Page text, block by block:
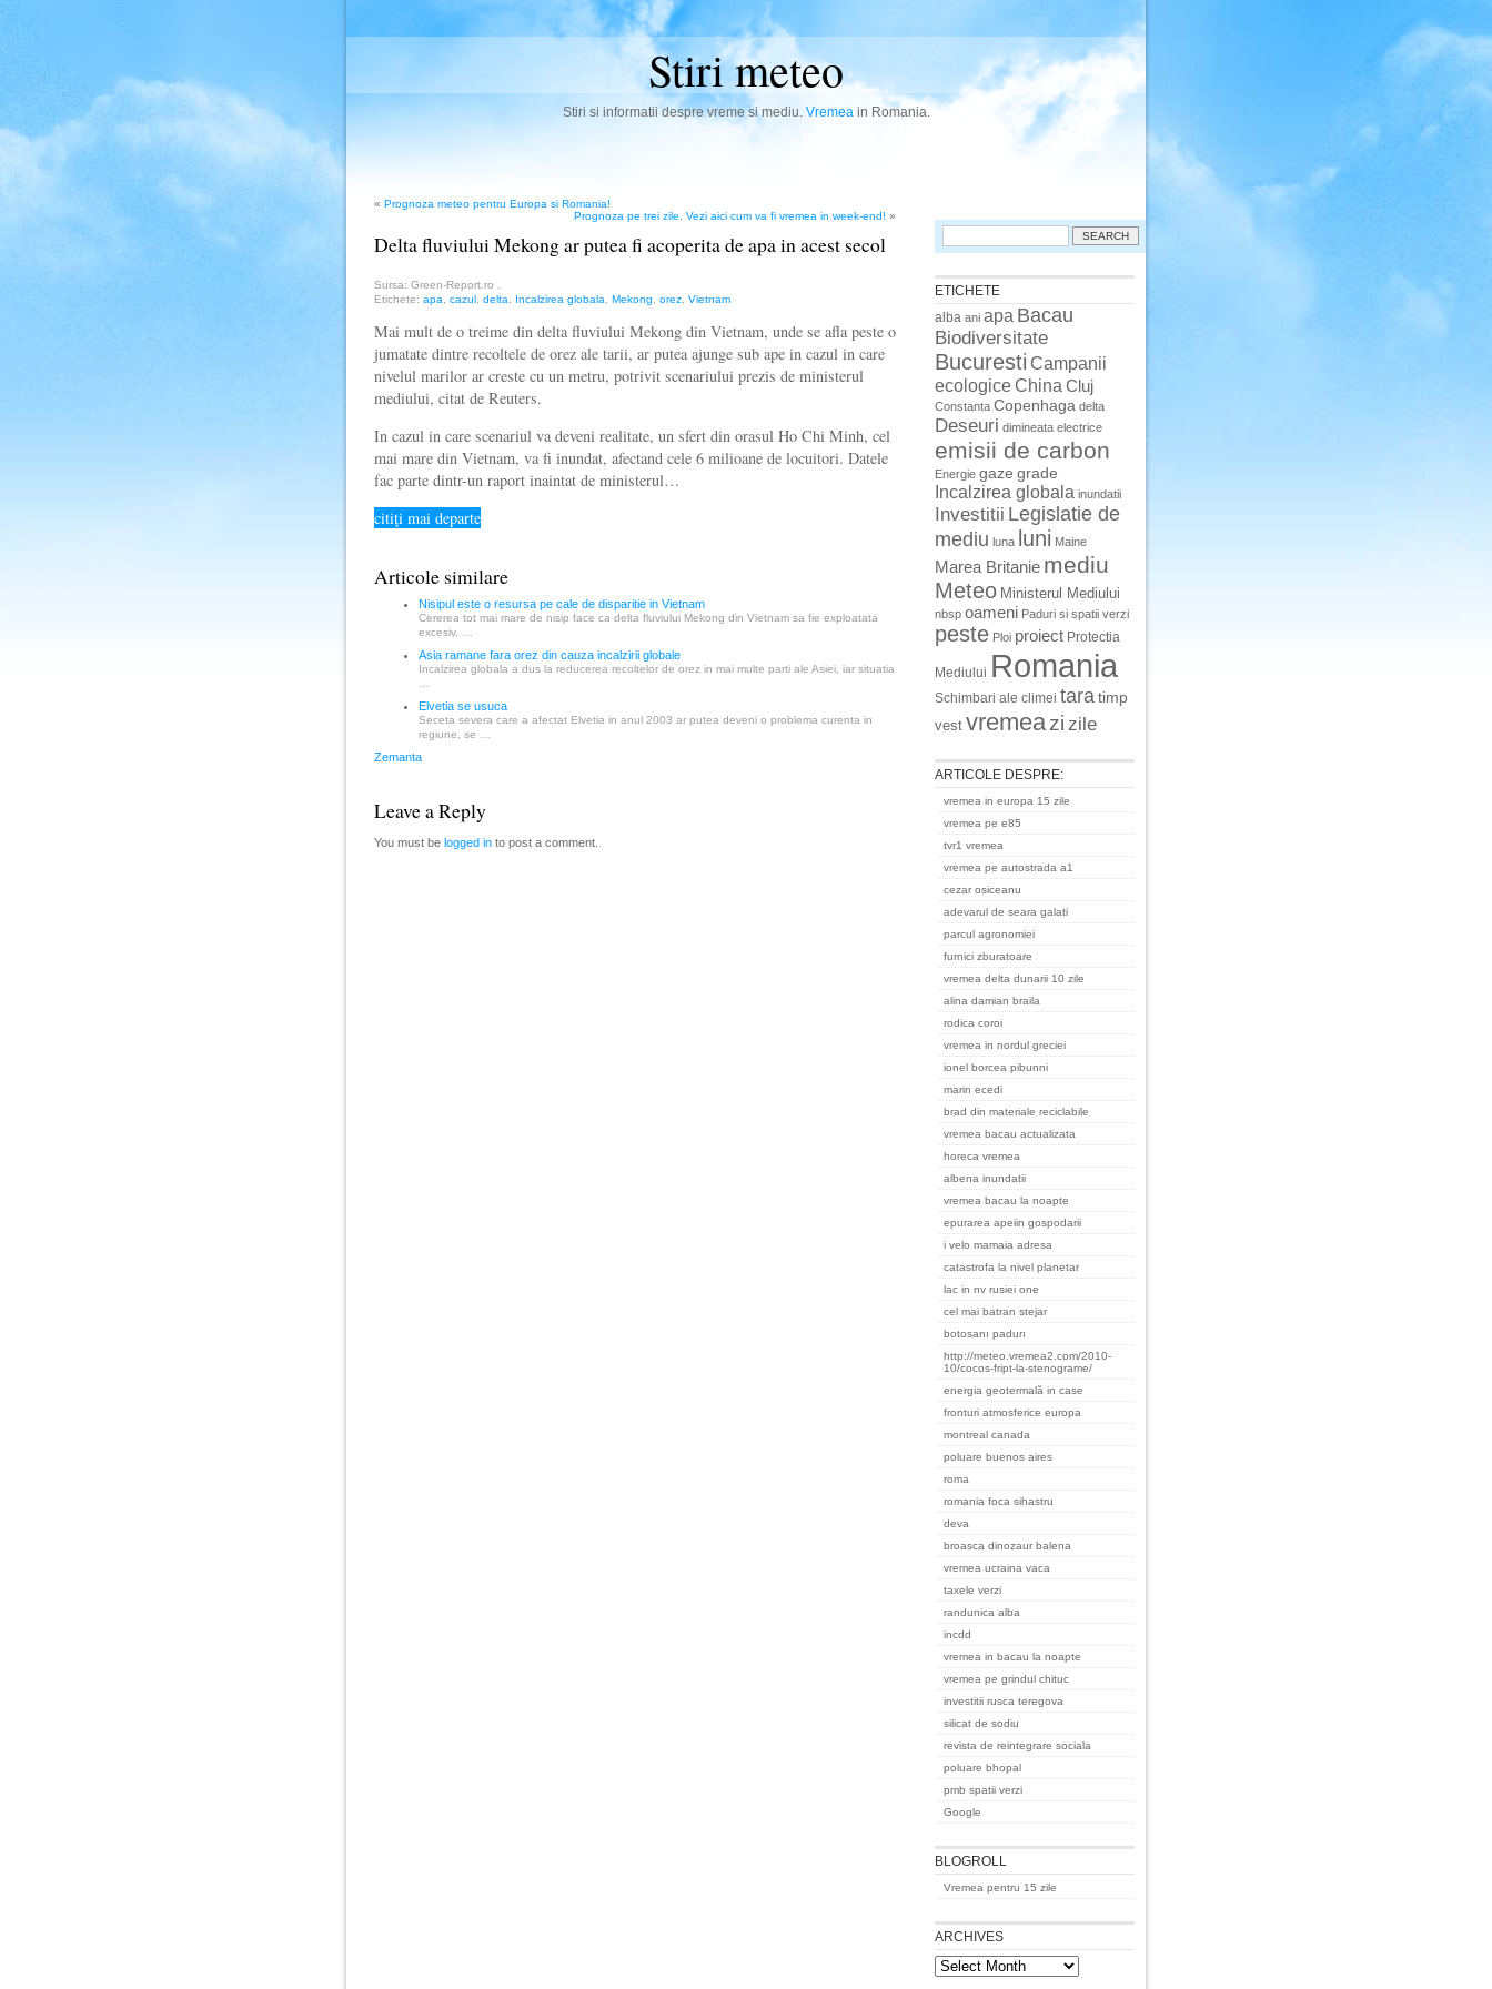
Stiri meteo
Stiri si informatii despre vreme si mediu. Vremeain Romania.
« Prognoza meteo pentru Europa si Romania!
Prognoza pe trei zile. Vezi aici cum va fi vremea in week-end! »
Delta fluviului Mekong ar putea fi acoperita de apa in acest secol
Sursa: Green-Report.ro
Etichete: apa cazul delta Incalzirea globala Mekong orez Vietnam
Mai mult de o treime din delta fluviului Mekong din Vietnam, unde se afla peste o
jumatate dintre recoltele de orez ale tarii, ar putea ajunge sub ape in cazul in care
nivelul marilor ar creste cu un metru, potrivit scenariului prezis de ministerul
mediului, citat de Reuters.
In cazul in care scenariul va deveni realitate, un sfert din orasul Ho Chi Minh, cel
mai mare din Vietnam, va fi inundat, afectand cele 6 milioane de locuitori. Datele
fac parte dintr-un raport inaintat de ministerul…
citiţi mai departe
Articole similare
Nisipul este o resursa pe cale de disparitie in Vietnam
Cererea tot mai mare de nisip face ca delta fluviului Mekong din Vietnam sa fie exploatata
excesiv, …
Asia ramane fara orez din cauza incalzirii globale
Incalzirea globala a dus la reducerea recoltelor de orez in mai multe parti ale Asiei, iar situatia
…
Elvetia se usuca
Seceta severa care a afectat Elvetia in anul 2003 ar putea deveni o problema curenta in
regiune, se …
Zemanta
Leave a Reply
You must be logged in to post a comment.
Search
ETICHETE
alba ani apa Bacau
Biodiversitate
Bucuresti Campanii
ecologiceChina Cluj
Constanta Copenhaga delta
Deseuri dimineata electrice
emisii de carbon
Energie gaze grade
Incalzirea globala inundatii
Investitii Legislatie de
mediu luna luni Maine
Marea Britanie mediu
Meteo Ministerul Mediului
nbsp oameni Paduri si spatii verzi
peste Ploi proiect Protectia
Mediului Romania
Schimbari ale climei taratimp
vest vremeazi zile
ARTICOLE DESPRE:
vremea in europa 15 zile
vremea pe e85
tvr1 vremea
vremea pe autostrada a1
cezar osiceanu
adevarul de seara galati
parcul agronomiei
furnici zburatoare
vremea delta dunarii 10 zile
alina damian braila
rodica coroi
vremea in nordul greciei
ionel borcea pibunni
marin ecedi
brad din materiale reciclabile
vremea bacau actualizata
horeca vremea
albena inundatii
vremea bacau la noapte
epurarea apeiin gospodarii
i velo mamaia adresa
catastrofa la nivel planetar
lac in nv rusiei one
cel mai batran stejar
botosanı padurı
http://meteo.vremea2.com/2010-
10/cocos-fript-la-stenograme/
energia geotermală in case
fronturi atmosferice europa
montreal canada
poluare buenos aires
roma
romania foca sihastru
deva
broasca dinozaur balena
vremea ucraina vaca
taxele verzi
randunica alba
incdd
vremea in bacau la noapte
vremea pe grindul chituc
investitii rusca teregova
silicat de sodiu
revista de reintegrare sociala
poluare bhopal
pmb spatii verzi
Google
BLOGROLL
Vremea pentru 15 zile
ARCHIVES
Archives